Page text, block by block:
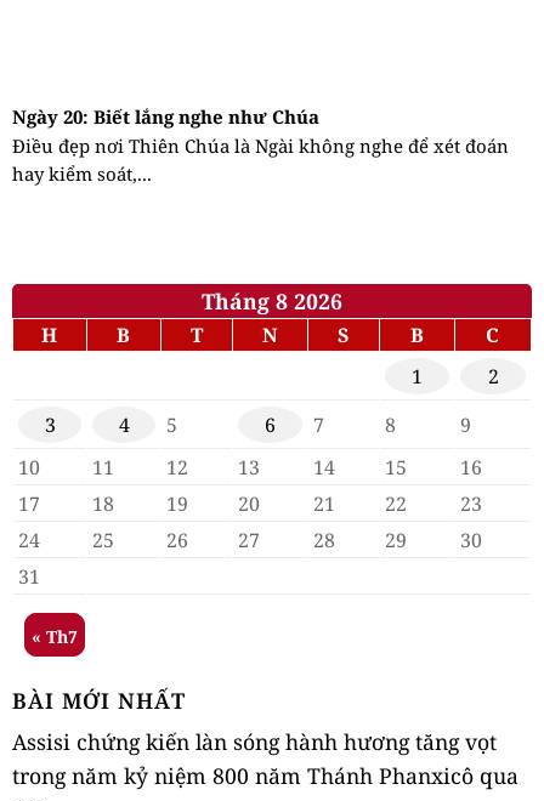
Ngày 20: Biết lắng nghe như Chúa
Điều đẹp nơi Thiên Chúa là Ngài không nghe để xét đoán
hay kiểm soát,...
Tháng 8 2026
H B T N S B
C
1
2
3
4 5 6 7 8
9
10
11 12 13 14 15
16
17
18 19 20 21 22
23
24
25 26 27 28 29
30
31
« Th7
BÀI MỚI NHẤT
Assisi chứng kiến làn sóng hành hương tăng vọt
trong năm kỷ niệm 800 năm Thánh Phanxicô qua